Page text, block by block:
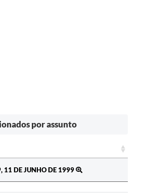
por assunto
11 DE JUNHO DE 1999